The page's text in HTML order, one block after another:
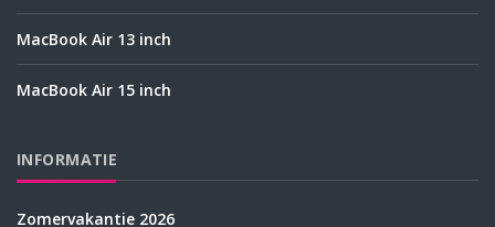
MacBook Air 13 inch
MacBook Air 15 inch
INFORMATIE
Zomervakantie 2026